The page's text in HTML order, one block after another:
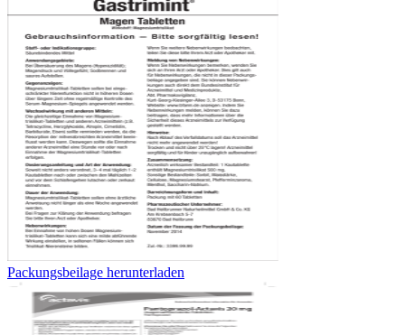
Packungsbeilage herunterladen